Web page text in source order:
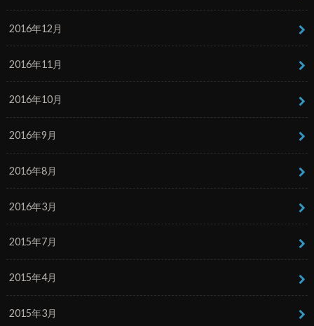
2016年12月
2016年11月
2016年10月
2016年9月
2016年8月
2016年3月
2015年7月
2015年4月
2015年3月